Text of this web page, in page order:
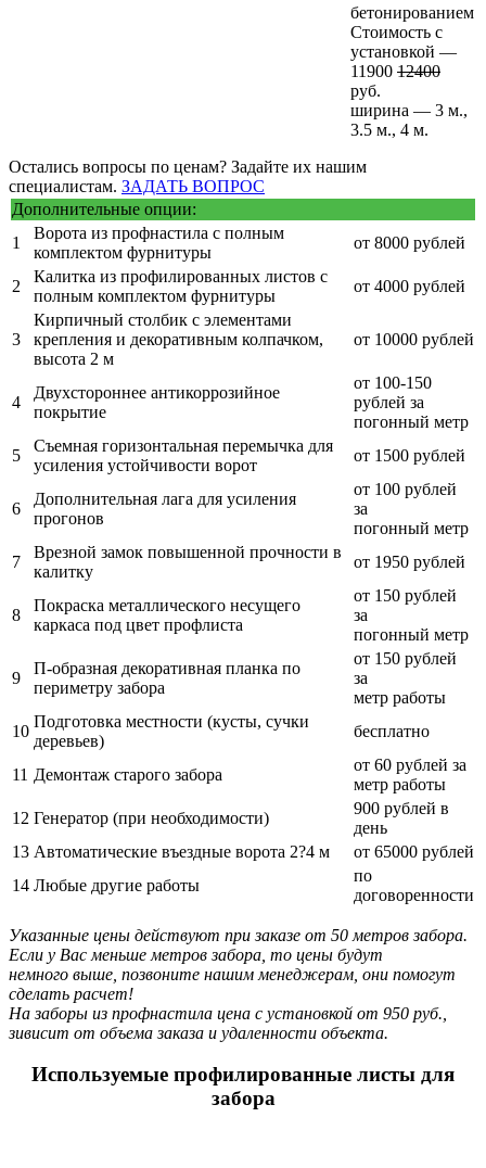
бетонированием
Стоимость с
установкой —
11900 12400
руб.
ширина — 3 м.,
3.5 м., 4 м.
Остались вопросы по ценам? Задайте их нашим
специалистам. ЗАДАТЬ ВОПРОС
Дополнительные опции:
1
Ворота из профнастила с полным
комплектом фурнитуры
от 8000 рублей
2
Калитка из профилированных листов с
полным комплектом фурнитуры
от 4000 рублей
3
Кирпичный столбик с элементами
крепления и декоративным колпачком,
высота 2 м
от 10000 рублей
4
Двухстороннее антикоррозийное
покрытие
от 100-150
рублей за
погонный метр
5
Съемная горизонтальная перемычка для
усиления устойчивости ворот
от 1500 рублей
6
Дополнительная лага для усиления
прогонов
от 100 рублей
за
погонный метр
7
Врезной замок повышенной прочности в
калитку
от 1950 рублей
8
Покраска металлического несущего
каркаса под цвет профлиста
от 150 рублей
за
погонный метр
9
П-образная декоративная планка по
периметру забора
от 150 рублей
за
метр работы
10
Подготовка местности (кусты, сучки
деревьев)
бесплатно
11 Демонтаж старого забора
от 60 рублей за
метр работы
12 Генератор (при необходимости)
900 рублей в
день
13 Автоматические въездные ворота 2?4 м
от 65000 рублей
14 Любые другие работы
по
договоренности
Указанные цены действуют при заказе от 50 метров забора.
Если у Вас меньше метров забора, то цены будут
немного выше, позвоните нашим менеджерам, они помогут
сделать расчет!
На заборы из профнастила цена с установкой от 950 руб.,
зивисит от объема заказа и удаленности объекта.
Используемые профилированные листы для
забора